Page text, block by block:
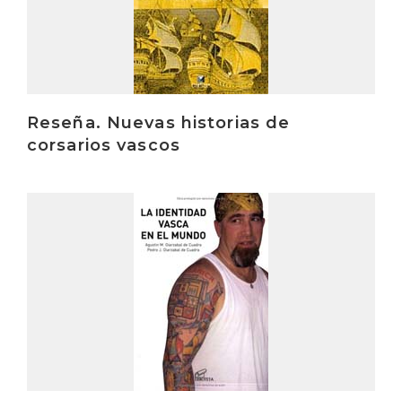
Reseña. Nuevas historias de
corsarios vascos